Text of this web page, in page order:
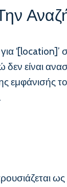
‘[location]’
δεν είναι
εμφάνισής
ως